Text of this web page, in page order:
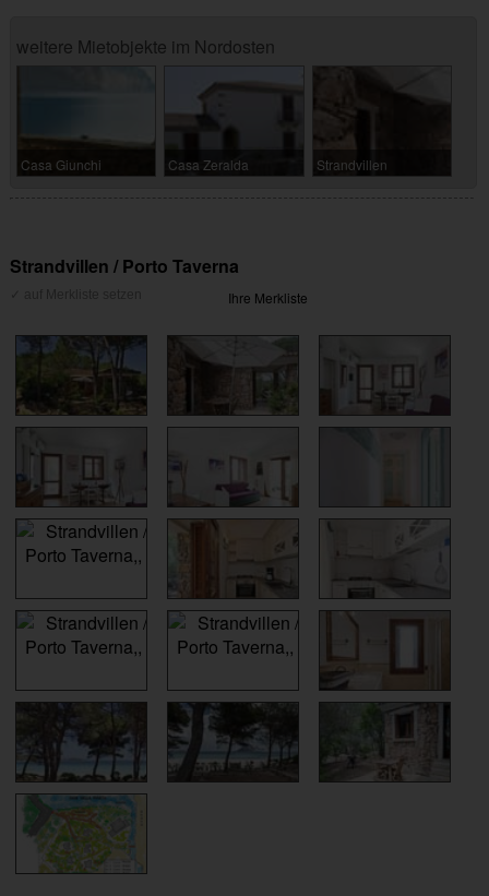
weitere Mietobjekte im Nordosten
Casa Giunchi Casa Zeralda Strandvillen
Strandvillen / Porto Taverna
Ihre Merkliste